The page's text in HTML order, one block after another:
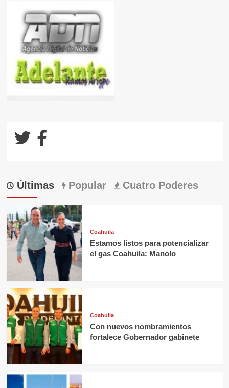
Últimas Popular Cuatro Poderes
Coahuila
Estamos listos para potencializar
el gas Coahuila: Manolo
Coahuila
Con nuevos nombramientos
fortalece Gobernador gabinete